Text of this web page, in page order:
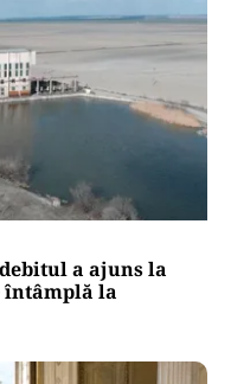
a ajuns la
întâmplă la